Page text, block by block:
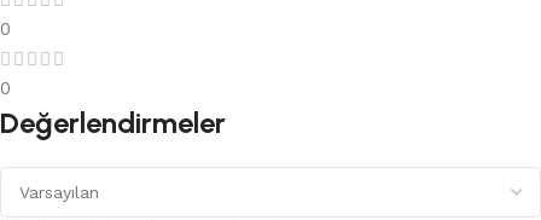
0
0
Değerlendirmeler